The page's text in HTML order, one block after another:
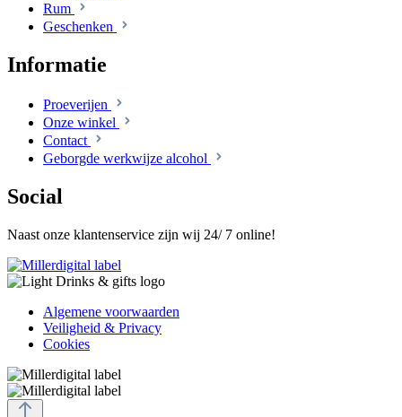
Rum
Geschenken
Informatie
Proeverijen
Onze winkel
Contact
Geborgde werkwijze alcohol
Social
Naast onze klantenservice zijn wij 24/ 7 online!
Algemene voorwaarden
Veiligheid & Privacy
Cookies